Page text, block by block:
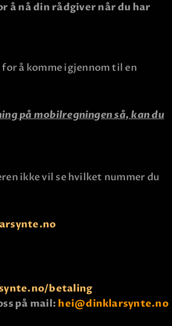
å nå din rådgiver når du har
å komme igjennom til en
på mobilregningen så, kan du
ikke vil se hvilket nummer du
betaling
på mail: hei@dinklarsynte.no